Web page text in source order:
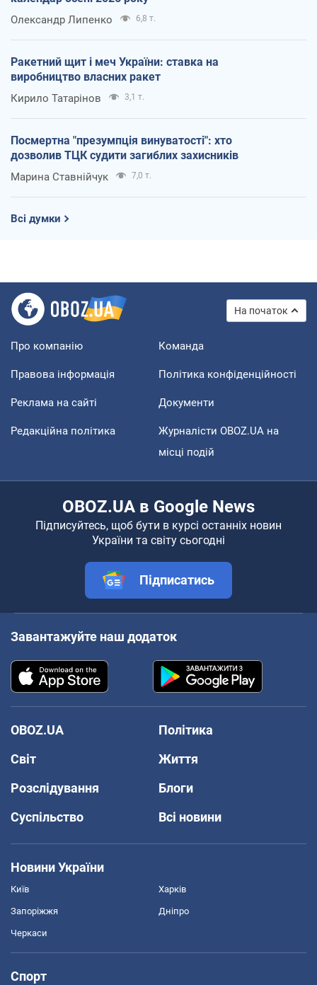
Олександр Липенко 6,8 т.
Ракетний щит і меч України: ставка на
виробництво власних ракет
Кирило Татарінов 3,1 т.
Посмертна "презумпція винуватості": хто
дозволив ТЦК судити загиблих захисників
Марина Ставнійчук 7,0 т.
Всі думки
На початок
Про компанію Команда
Правова інформація Політика конфіденційності
Реклама на сайті Документи
Редакційна політика
Журналісти OBOZ.UA на
місці подій
OBOZ.UA в Google News
Підписуйтесь, щоб бути в курсі останніх новин
України та світу сьогодні
Підписатись
Завантажуйте наш додаток
OBOZ.UA
Політика
Світ
Життя
Розслідування
Блоги
Суспільство
Всі новини
Новини України
Київ Харків
Запоріжжя Дніпро
Черкаси
Спорт